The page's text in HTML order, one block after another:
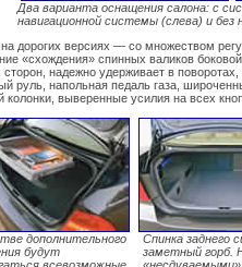
Два варианта оснащения салона: с
навигационной системы (слева) и без
на дорогих версиях — со множеством
«схождения» спинных валиков
сторон, надежно удерживает в
руль, напольная педаль газа,
колонки, выверенные усилия на всех
дополнительного
будут
Спинка заднего
заметный горб.